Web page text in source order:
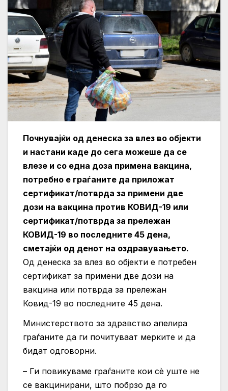
Почнувајќи од денеска за влез во објекти
и настани каде до сега можеше да се
влезе и со една доза примена вакцина,
потребно е граѓаните да приложат
сертификат/потврда за примени две
дози на вакцина против КОВИД-19 или
сертификат/потврда за прележан
КОВИД-19 во последните 45 дена,
сметајќи од денот на оздравувањето.
Од денеска за влез во објекти е потребен
сертификат за примени две дози на
вакцина или потврда за прележан
Ковид-19 во последните 45 дена.
Министерството за здравство апелира
граѓаните да ги почитуваат мерките и да
бидат одговорни.
– Ги повикуваме граѓаните кои сѐ уште не
се вакцинирани, што побрзо да го